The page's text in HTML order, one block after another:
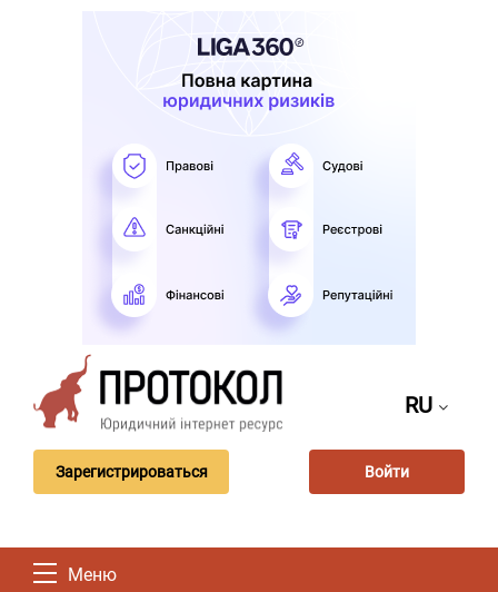
RU
Зарегистрироваться Войти
Меню